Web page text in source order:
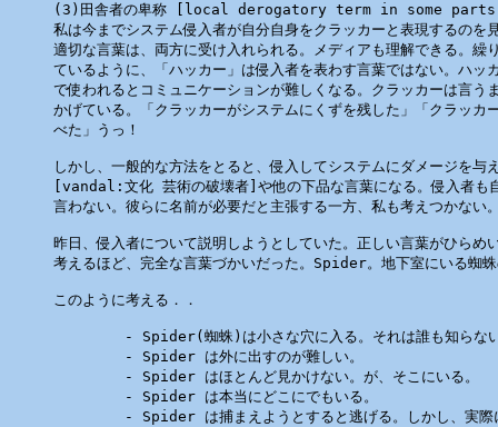
(3)田舎者の卑称 [local derogatory term in some
私は今までシステム侵入者が自分自身をクラッカーと表現するのを
適切な言葉は、両方に受け入れられる。メディアも理解できる。繰
ているように、「ハッカー」は侵入者を表わす言葉ではない。ハッ
で使われるとコミュニケーションが難しくなる。クラッカーは言う
かげている。「クラッカーがシステムにくずを残した」「クラッカ
べた」うっ！
しかし、一般的な方法をとると、侵入してシステムにダメージを与
[vandal:文化 芸術の破壊者]や他の下品な言葉になる。侵入者も
言わない。彼らに名前が必要だと主張する一方、私も考えつかない
昨日、侵入者について説明しようとしていた。正しい言葉がひらめ
考えるほど、完全な言葉づかいだった。Spider。地下室にいる蜘
このように考える．．
- Spider(蜘蛛)は小さな穴に入る。それは誰も知らな
        - Spider は外に出すのが難しい。
        - Spider はほとんど見かけない。が、そこにいる。
        - Spider は本当にどこにでもいる。
- Spider は捕まえようとすると逃げる。しかし、実際